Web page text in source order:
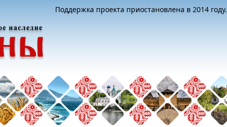
Поддержка проекта приостановлена в 2014 году.